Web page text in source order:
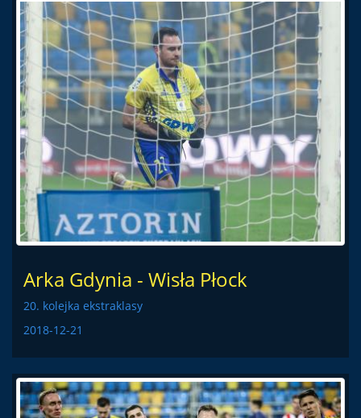
Arka Gdynia - Wisła Płock
20. kolejka ekstraklasy
2018-12-21